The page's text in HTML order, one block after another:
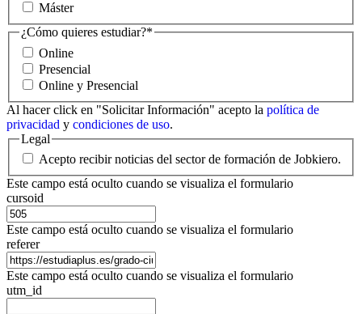
Máster
¿Cómo quieres estudiar?*
Online
Presencial
Online y Presencial
Al hacer click en "Solicitar Información" acepto la política de
privacidad y condiciones de uso.
Legal
Acepto recibir noticias del sector de formación de Jobkiero.
Este campo está oculto cuando se visualiza el formulario
cursoid
Este campo está oculto cuando se visualiza el formulario
referer
Este campo está oculto cuando se visualiza el formulario
utm_id